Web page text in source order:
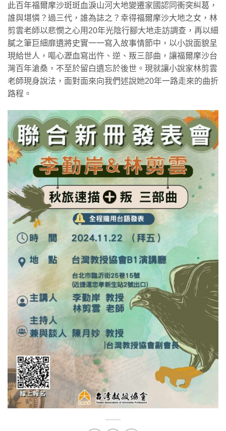
此百年福爾摩沙斑斑血淚山河大地變遷家國認同衝突糾葛，
誰與堪憐？過三代，誰為誌之？幸得福爾摩沙大地之女，林
剪雲老師以悲憫之心用20年光陰行腳大地走訪調查，再以細
膩之筆巨細靡遺將史實一一寫入故事情節中，以小說面貌呈
現給世人，嘔心瀝血寫出忤、逆、叛三部曲，讓福爾摩沙台
灣百年滄桑，不至於留白遺忘於後世。現就讓小說家林剪雲
老師現身說法，面對面來向我們述說她20年一路走來的曲折
路程。